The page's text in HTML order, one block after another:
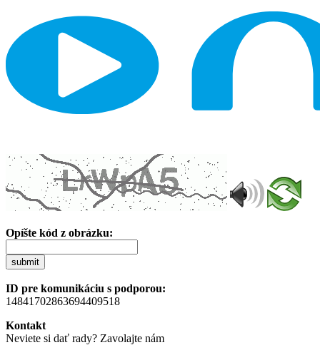
Opíšte kód z obrázku:
submit
ID pre komunikáciu s podporou:
14841702863694409518
Kontakt
Neviete si dať rady? Zavolajte nám